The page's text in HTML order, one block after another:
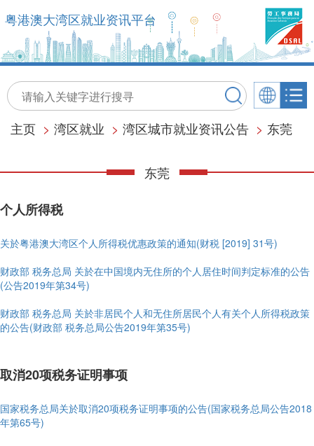
粤港澳大湾区就业资讯平台
主页 > 湾区就业 > 湾区城市就业资讯公告 > 东莞
东莞
个人所得税
关於粤港澳大湾区个人所得税优惠政策的通知(财税 [2019] 31号)
财政部 税务总局 关於在中国境内无住所的个人居住时间判定标准的公告
(公告2019年第34号)
财政部 税务总局 关於非居民个人和无住所居民个人有关个人所得税政策
的公告(财政部 税务总局公告2019年第35号)
取消20项税务证明事项
国家税务总局关於取消20项税务证明事项的公告(国家税务总局公告2018
年第65号)